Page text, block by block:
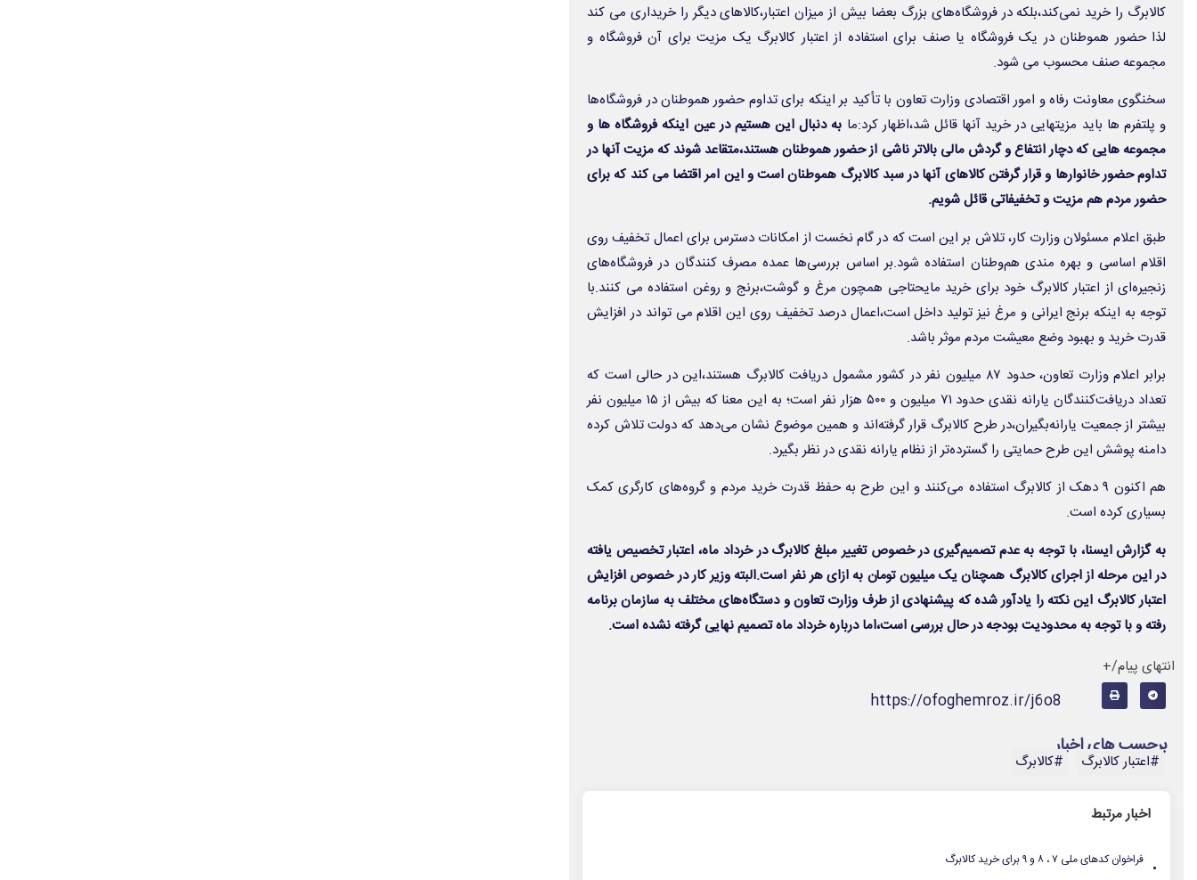
کالابرگ را خرید نمی‌کند،بلکه در فروشگاه‌های بزرگ بعضا بیش از میزان اعتبار،کالاهای دیگر را خریداری می کند
لذا حضور هموطنان در یک فروشگاه یا صنف برای استفاده از اعتبار کالابرگ یک مزیت برای آن فروشگاه و
مجموعه صنف محسوب می شود.
سخنگوی معاونت رفاه و امور اقتصادی وزارت تعاون با تأکید بر اینکه برای تداوم حضور هموطنان در فروشگاه‌ها
و پلتفرم ها باید مزیتهایی در خرید آنها قائل شد،اظهار کرد:ما به دنبال این هستیم در عین اینکه فروشگاه ها و
مجموعه هایی که دچار انتفاع و گردش مالی بالاتر ناشی از حضور هموطنان هستند،متقاعد شوند که مزیت آنها در
تداوم حضور خانوارها و قرار گرفتن کالاهای آنها در سبد کالابرگ هموطنان است و این امر اقتضا می کند که برای
حضور مردم هم مزیت و تخفیفاتی قائل شویم.
طبق اعلام مسئولان وزارت کار، تلاش بر این است که در گام نخست از امکانات دسترس برای اعمال تخفیف روی
اقلام اساسی و بهره مندی هم‌وطنان استفاده شود.بر اساس بررسی‌ها عمده مصرف کنندگان در فروشگاه‌های
زنجیره‌ای از اعتبار کالابرگ خود برای خرید مایحتاجی همچون مرغ و گوشت،برنج و روغن استفاده می کنند.با
توجه به اینکه برنج ایرانی و مرغ نیز تولید داخل است،اعمال درصد تخفیف روی این اقلام می تواند در افزایش
قدرت خرید و بهبود وضع معیشت مردم موثر باشد.
برابر اعلام وزارت تعاون، حدود ۸۷ میلیون نفر در کشور مشمول دریافت کالابرگ هستند،این در حالی است که
تعداد دریافت‌کنندگان یارانه نقدی حدود ۷۱ میلیون و ۵۰۰ هزار نفر است؛ به این معنا که بیش از ۱۵ میلیون نفر
بیشتر از جمعیت یارانه‌بگیران،در طرح کالابرگ قرار گرفته‌اند و همین موضوع نشان می‌دهد که دولت تلاش کرده
دامنه پوشش این طرح حمایتی را گسترده‌تر از نظام یارانه نقدی در نظر بگیرد.
هم اکنون ۹ دهک از کالابرگ استفاده می‌کنند و این طرح به حفظ قدرت خرید مردم و گروه‌های کارگری کمک
بسیاری کرده است.
به گزارش ایسنا، با توجه به عدم تصمیم‌گیری در خصوص تغییر مبلغ کالابرگ در خرداد ماه، اعتبار تخصیص یافته
در این مرحله از اجرای کالابرگ همچنان یک میلیون تومان به ازای هر نفر است.البته وزیر کار در خصوص افزایش
اعتبار کالابرگ این نکته را یادآور شده که پیشنهادی از طرف وزارت تعاون و دستگاه‌های مختلف به سازمان برنامه
رفته و با توجه به محدودیت بودجه در حال بررسی است،اما درباره خرداد ماه تصمیم نهایی گرفته نشده است.
انتهای پیام/+
https://ofoghemroz.ir/j6o8
برچسب های اخبار
#اعتبار کالابرگ #کالابرگ
اخبار مرتبط
. فراخوان کدهای ملی ۷ ، ۸ و ۹ برای خرید کالابرگ